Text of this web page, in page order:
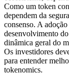
Futuros
Como um token
dependem da
consenso. A
desenvolvimento
dinâmica geral do
Os investidores
para entender
tokenomics.